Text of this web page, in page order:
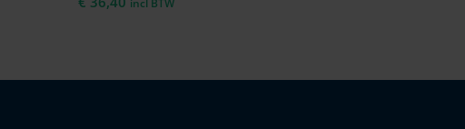
incl BTW